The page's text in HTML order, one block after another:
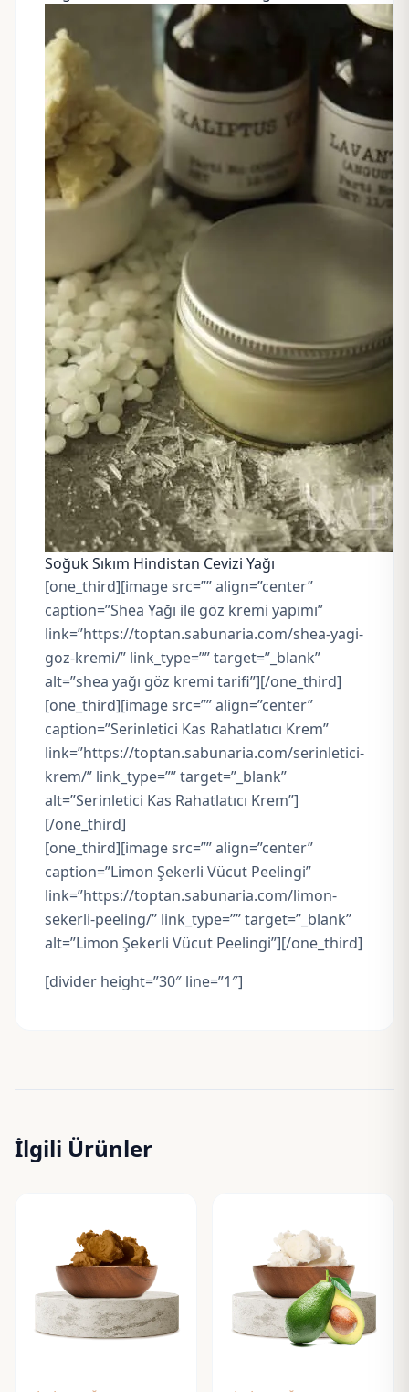
Soğuk Sıkım Hindistan Cevizi Yağı
[one_third][image src=”” align=”center”
caption=”Shea Yağı ile göz kremi yapımı”
link=”https://toptan.sabunaria.com/shea-yagi-
goz-kremi/” link_type=”” target=”_blank”
alt=”shea yağı göz kremi tarifi”][/one_third]
[one_third][image src=”” align=”center”
caption=”Serinletici Kas Rahatlatıcı Krem”
link=”https://toptan.sabunaria.com/serinletici-
krem/” link_type=”” target=”_blank”
alt=”Serinletici Kas Rahatlatıcı Krem”]
[/one_third]
[one_third][image src=”” align=”center”
caption=”Limon Şekerli Vücut Peelingi”
link=”https://toptan.sabunaria.com/limon-
sekerli-peeling/” link_type=”” target=”_blank”
alt=”Limon Şekerli Vücut Peelingi”][/one_third]
[divider height=”30″ line=”1″]
İlgili Ürünler